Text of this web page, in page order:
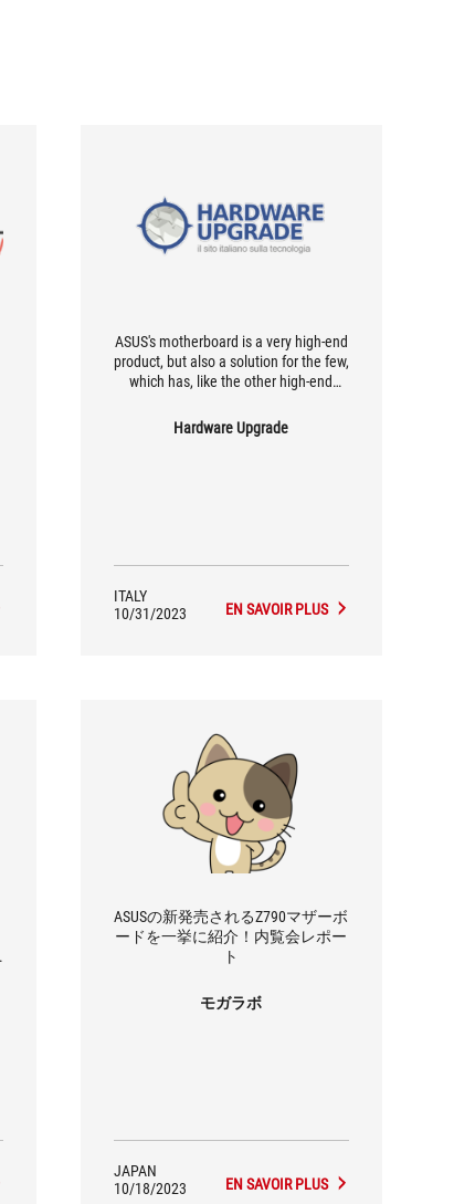
ASUS's motherboard is a very high-end
product, but also a solution for the few,
which has, like the other high-end
cutting-edge technologies that, in the
future, may become cheaper and also
Hardware Upgrade
ITALY
10/31/2023
EN SAVOIR PLUS
ASUSの新発売されるZ790マザーボ
ードを一挙に紹介！内覧会レポー
ト
モガラボ
JAPAN
10/18/2023
EN SAVOIR PLUS